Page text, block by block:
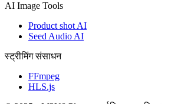
AI Image Tools
Product shot AI
Seed Audio AI
स्ट्रीमिंग संसाधन
FFmpeg
HLS.js